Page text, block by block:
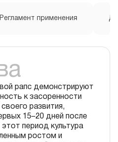
Регламент применения
рапс демонстрируют
к засоренности
развития,
15–20 дней после
период культура
ростом и